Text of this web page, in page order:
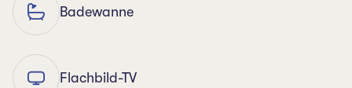
Badewanne
Flachbild-TV